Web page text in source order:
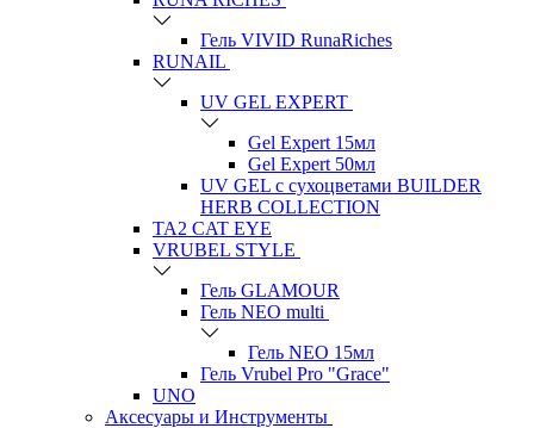
Гель VIVID RunaRiches
RUNAIL
UV GEL EXPERT
Gel Expert 15мл
Gel Expert 50мл
UV GEL с сухоцветами BUILDER
HERB COLLECTION
TA2 CAT EYE
VRUBEL STYLE
Гель GLAMOUR
Гель NEO multi
Гель NEO 15мл
Гель Vrubel Pro "Grace"
UNO
Аксесуары и Инструменты